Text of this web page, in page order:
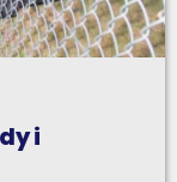
i